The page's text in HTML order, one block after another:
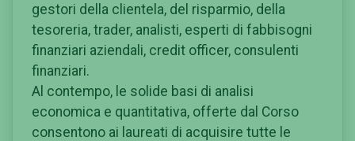
gestori della clientela, del risparmio, della
tesoreria, trader, analisti, esperti di fabbisogni
finanziari aziendali, credit officer, consulenti
finanziari.
Al contempo, le solide basi di analisi
economica e quantitativa, offerte dal Corso
consentono ai laureati di acquisire tutte le